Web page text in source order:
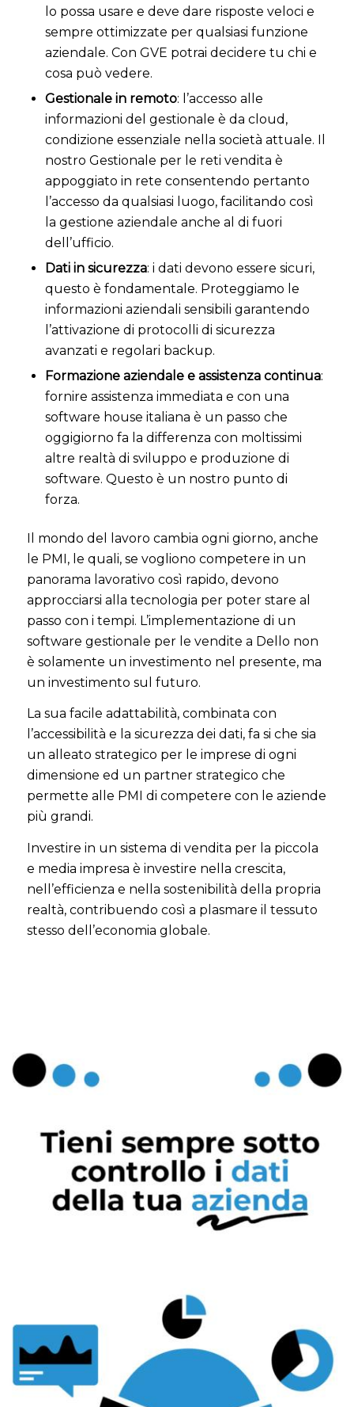
lo possa usare e deve dare risposte veloci e
sempre ottimizzate per qualsiasi funzione
aziendale. Con GVE potrai decidere tu chi e
cosa può vedere.
Gestionale in remoto: l’accesso alle
informazioni del gestionale è da cloud,
condizione essenziale nella società attuale. Il
nostro Gestionale per le reti vendita è
appoggiato in rete consentendo pertanto
l’accesso da qualsiasi luogo, facilitando così
la gestione aziendale anche al di fuori
dell’ufficio.
Dati in sicurezza: i dati devono essere sicuri,
questo è fondamentale. Proteggiamo le
informazioni aziendali sensibili garantendo
l’attivazione di protocolli di sicurezza
avanzati e regolari backup.
Formazione aziendale e assistenza continua:
fornire assistenza immediata e con una
software house italiana è un passo che
oggigiorno fa la differenza con moltissimi
altre realtà di sviluppo e produzione di
software. Questo è un nostro punto di
forza.
Il mondo del lavoro cambia ogni giorno, anche
le PMI, le quali, se vogliono competere in un
panorama lavorativo così rapido, devono
approcciarsi alla tecnologia per poter stare al
passo con i tempi. L’implementazione di un
software gestionale per le vendite a Dello non
è solamente un investimento nel presente, ma
un investimento sul futuro.
La sua facile adattabilità, combinata con
l’accessibilità e la sicurezza dei dati, fa si che sia
un alleato strategico per le imprese di ogni
dimensione ed un partner strategico che
permette alle PMI di competere con le aziende
più grandi.
Investire in un sistema di vendita per la piccola
e media impresa è investire nella crescita,
nell’efficienza e nella sostenibilità della propria
realtà, contribuendo così a plasmare il tessuto
stesso dell’economia globale.